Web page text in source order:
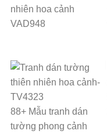
nhiên hoa cảnh
VAD948
88+ Mẫu tranh dán
tường phong cảnh